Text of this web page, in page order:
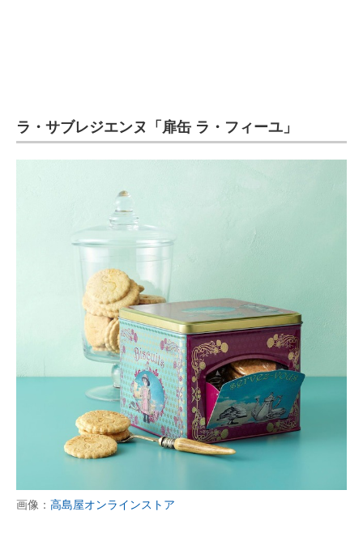
ラ・サブレジエンヌ「扉缶 ラ・フィーユ」
画像： 高島屋オンラインストア